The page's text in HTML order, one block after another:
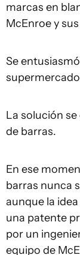
marcas en
McEnroe y
Se
La solución
de barras.
En ese
barras nunca
aunque la
una patente
por un
equipo de